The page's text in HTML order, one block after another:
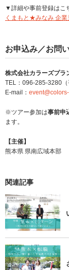
▼詳細や事前登録はこ
くまもと★みなみ 企業
お申込み／お問
株式会社カラーズプラ
TEL：096-285-3280（
E-mail：
※ツアー参加は事前申
ます。
【主催】
熊本県 県南広域本部
関連記事